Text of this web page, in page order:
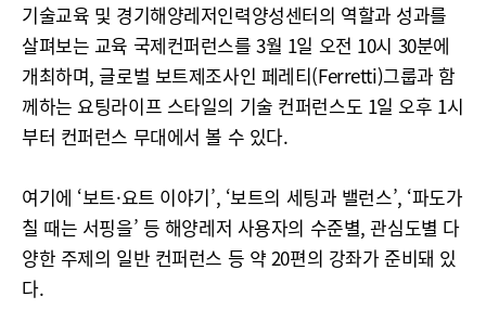
기술교육 및 경기해양레저인력양성센터의 역할과 성과를
살펴보는 교육 국제컨퍼런스를 3월 1일 오전 10시 30분에
개최하며, 글로벌 보트제조사인 페레티(Ferretti)그룹과 함
께하는 요팅라이프 스타일의 기술 컨퍼런스도 1일 오후 1시
부터 컨퍼런스 무대에서 볼 수 있다.
여기에 ‘보트·요트 이야기’, ‘보트의 세팅과 밸런스’, ‘파도가
칠 때는 서핑을’ 등 해양레저 사용자의 수준별, 관심도별 다
양한 주제의 일반 컨퍼런스 등 약 20편의 강좌가 준비돼 있
다.